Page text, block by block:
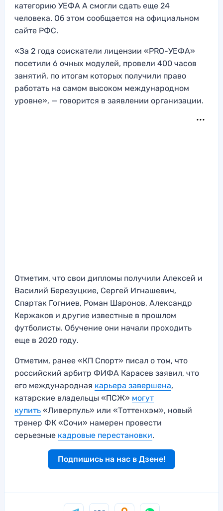
категорию УЕФА А смогли сдать еще 24
человека. Об этом сообщается на официальном
сайте РФС.
«За 2 года соискатели лицензии «PRO-УЕФА»
посетили 6 очных модулей, провели 400 часов
занятий, по итогам которых получили право
работать на самом высоком международном
уровне», — говорится в заявлении организации.
Отметим, что свои дипломы получили Алексей и
Василий Березуцкие, Сергей Игнашевич,
Спартак Гогниев, Роман Шаронов, Александр
Кержаков и другие известные в прошлом
футболисты. Обучение они начали проходить
еще в 2020 году.
Отметим, ранее «КП Спорт» писал о том, что
российский арбитр ФИФА Карасев заявил, что
его международная карьера завершена,
катарские владельцы «ПСЖ» могут
купить «Ливерпуль» или «Тоттенхэм», новый
тренер ФК «Сочи» намерен провести
серьезные кадровые перестановки.
Подпишись на нас в Дзене!